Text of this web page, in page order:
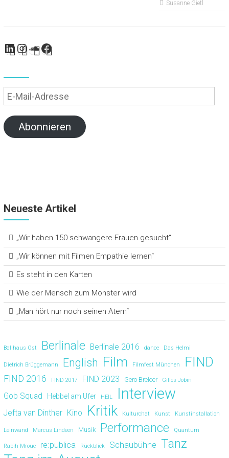
Susanne Gietl
LinkedIn
Instagram
SoundCloud
Facebook
E-
Mail-
AdresseAbonnieren
Neueste Artikel
„Wir haben 150 schwangere Frauen gesucht“
„Wir können mit Filmen Empathie lernen“
Es steht in den Karten
Wie der Mensch zum Monster wird
„Man hört nur noch seinen Atem“
Ballhaus Ost Berlinale Berlinale 2016 dance Das Helmi
Dietrich Brüggemann English Film Filmfest München FIND
FIND 2016 FIND 2017 FIND 2023 Gero Breloer Gilles Jobin
Gob Squad Hebbel am Ufer HEIL Interview
Jefta van Dinther Kino Kritik Kulturchat Kunst Kunstinstallation
Leinwand Marcus Lindeen Musik Performance Quantum
Rabih Mroue re:publica Rückblick Schaubühne Tanz